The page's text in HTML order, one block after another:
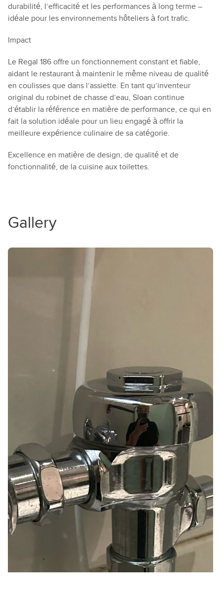
durabilité, l’efficacité et les performances à long terme –
idéale pour les environnements hôteliers à fort trafic.
Impact
Le Regal 186 offre un fonctionnement constant et fiable,
aidant le restaurant à maintenir le même niveau de qualité
en coulisses que dans l’assiette. En tant qu’inventeur
original du robinet de chasse d’eau, Sloan continue
d’établir la référence en matière de performance, ce qui en
fait la solution idéale pour un lieu engagé à offrir la
meilleure expérience culinaire de sa catégorie.
Excellence en matière de design, de qualité et de
fonctionnalité, de la cuisine aux toilettes.
Gallery